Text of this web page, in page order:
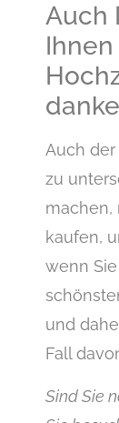
Auch
Auch
zu
machen,
kaufen,
wenn
und
Fall
Sind Sie